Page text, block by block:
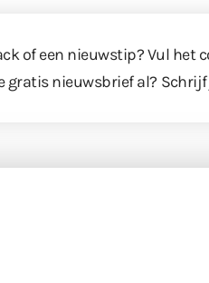
of een nieuwstip? Vul het
gratis nieuwsbrief al?